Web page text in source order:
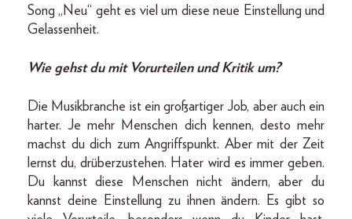
Song „Neu“ geht es viel um diese neue Einstellung und
Gelassenheit.
Wie gehst du mit Vorurteilen und Kritik um?
Die Musikbranche ist ein großartiger Job, aber auch ein
harter. Je mehr Menschen dich kennen, desto mehr
machst du dich zum Angriffspunkt. Aber mit der Zeit
lernst du, drüberzustehen. Hater wird es immer geben.
Du kannst diese Menschen nicht ändern, aber du
kannst deine Einstellung zu ihnen ändern. Es gibt so